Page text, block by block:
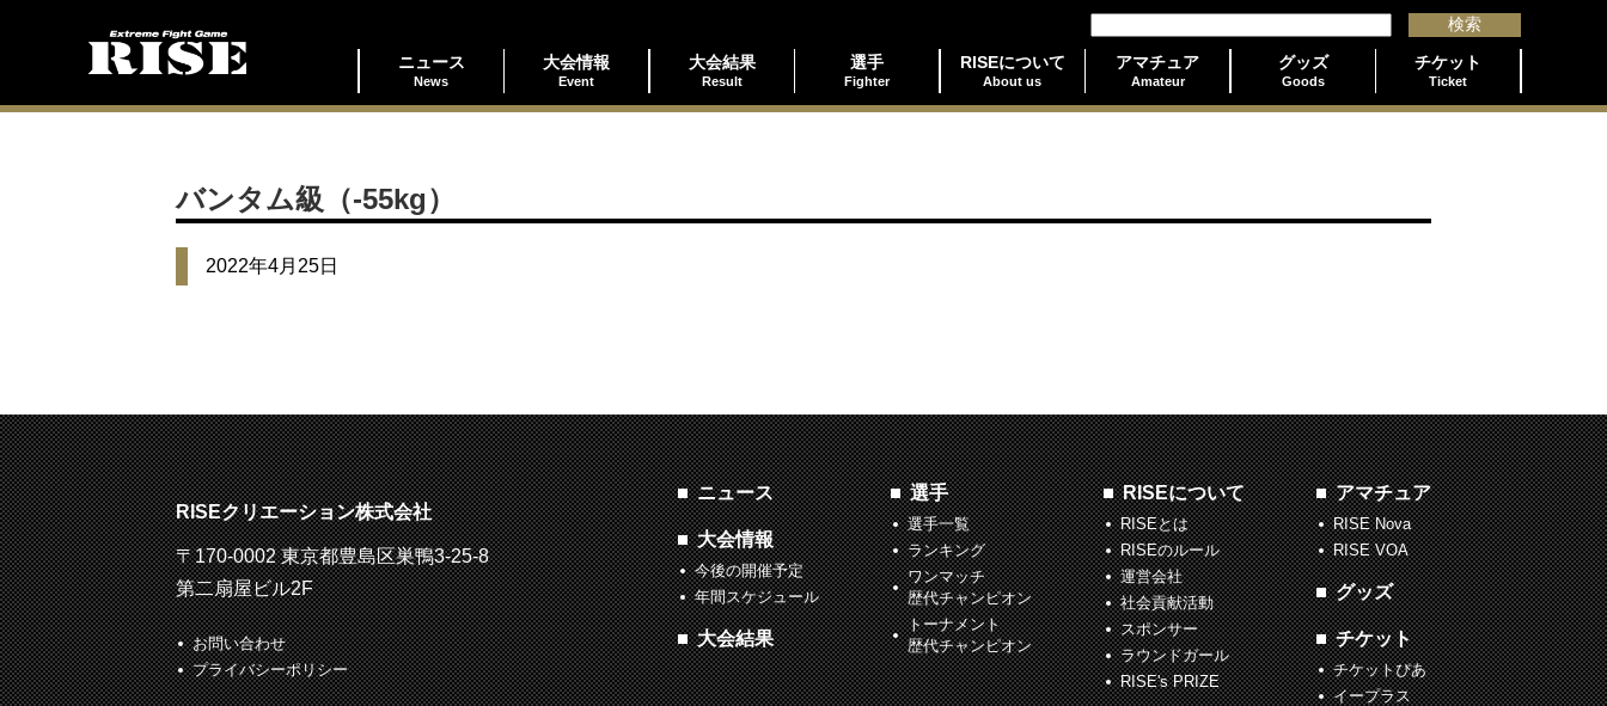
ニュース
News
大会情報
Event
大会結果
Result
選手
Fighter
RISEについて
About us
アマチュア
Amateur
グッズ
Goods
チケット
Ticket
バンタム級（-55kg）
2022年4月25日
RISEクリエーション株式会社
〒170-0002 東京都豊島区巣鴨3-25-8
第二扇屋ビル2F
お問い合わせ
プライバシーポリシー
ニュース
大会情報
今後の開催予定
年間スケジュール
大会結果
選手
選手一覧
ランキング
ワンマッチ
歴代チャンピオン
トーナメント
歴代チャンピオン
RISEについて
RISEとは
RISEのルール
運営会社
社会貢献活動
スポンサー
ラウンドガール
RISE's PRIZE
アマチュア
RISE Nova
RISE VOA
グッズ
チケット
チケットぴあ
イープラス